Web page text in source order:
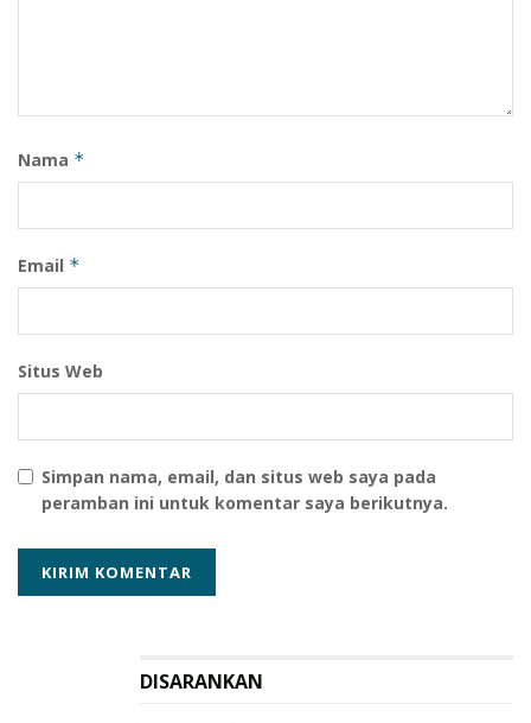
Nama *
Email *
Situs Web
Simpan nama, email, dan situs web saya pada
peramban ini untuk komentar saya berikutnya.
DISARANKAN